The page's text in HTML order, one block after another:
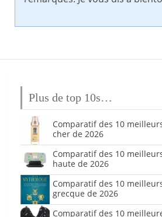
Plus de top 10s…
Comparatif des 10
cher de 2026
Comparatif des 10
haute de 2026
Comparatif des 10
grecque de 2026
Comparatif des 10